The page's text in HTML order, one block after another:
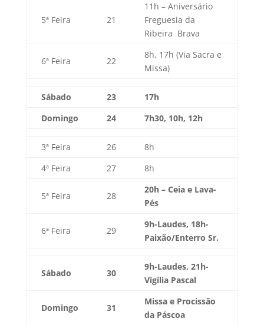
5ª Feira 21
11h – Aniversário
Freguesia da
Ribeira Brava
6ª Feira 22
8h, 17h (Via Sacra e
Missa)
Sábado 23
17h
Domingo
24 7h30, 10h, 12h
3ª Feira 26
8h
4ª Feira
27 8h
5ª Feira 28
20h – Ceia e Lava-
Pés
6ª Feira 29
9h-Laudes, 18h-
Paixão/Enterro Sr.
Sábado 30
9h-Laudes, 21h-
Vigília Pascal
Domingo 31
Missa e Procissão
da Páscoa